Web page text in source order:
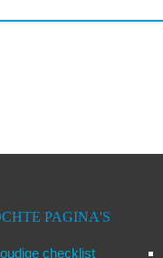
PAGINA'S
checklist